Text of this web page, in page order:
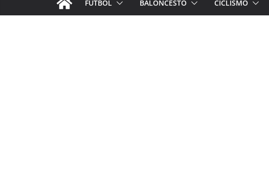
FÚTBOL BALONCESTO CICLISMO